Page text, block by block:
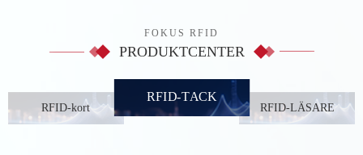
FOKUS RFID
PRODUKTCENTER
RFID-kort
RFID-TACK
RFID-LÄSARE